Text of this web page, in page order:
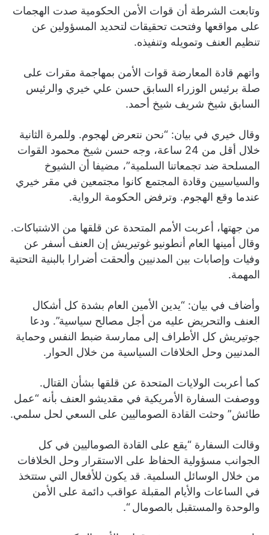
وتابعت الشرطة أن قوات الأمن الحكومية صدت الهجمات
على مواقعها وفتحت تحقيقات لتحديد المسؤولين عن
تنظيم العنف وتمويله وتنفيذه.
واتهم قادة المعارضة قوات الأمن بمهاجمة مقرات على
صلة برئيس الوزراء السابق حسن علي خيري والرئيس
السابق شيخ شريف شيخ أحمد.
وقال خيري في بيان: “نحن نتعرض لهجوم. وللمرة الثانية
خلال أقل من 24 ساعة، وجه حسن شيخ محمود القوات
المسلحة ضد تجمعاتنا السلمية”، مضيفا أن الشيوخ
والسياسيين وقادة المجتمع كانوا مجتمعين في مقر خيري
عندما وقع الهجوم. وترفض الحكومة الرواية.
من جهتها، أعربت الأمم المتحدة عن قلقها من الاشتباكات.
وقال أمينها العام أنطونيو غوتيريش إن العنف أسفر عن
وفيات وإصابات بين المدنيين وألحقت أضرارا بالبنية التحتية
المهمة.
وأضاف في بيان: “يدين الأمين العام بشدة كل أشكال
العنف والتحريض عليه من أجل مصالح سياسية”. ودعا
جوتيريش كل الأطراف إلى ممارسة ضبط النفس وحماية
المدنيين وحل الخلافات السياسية من خلال الحوار.
كما أعربت الولايات المتحدة عن قلقها بشأن القتال.
ووصفت السفارة الأمريكية في مقديشو العنف بأنه “عمل
طائش” وحثت القادة الصوماليين على السعي لحل سلمي.
وقالت السفارة “يقع على القادة الصوماليين في كل
الجوانب مسؤولية الحفاظ على الاستقرار وحل الخلافات
من خلال الوسائل السلمية. قد يكون للأفعال التي ستتخذ
في الساعات والأيام المقبلة عواقب دائمة على الأمن
والوحدة والمستقبل بالصومال “.